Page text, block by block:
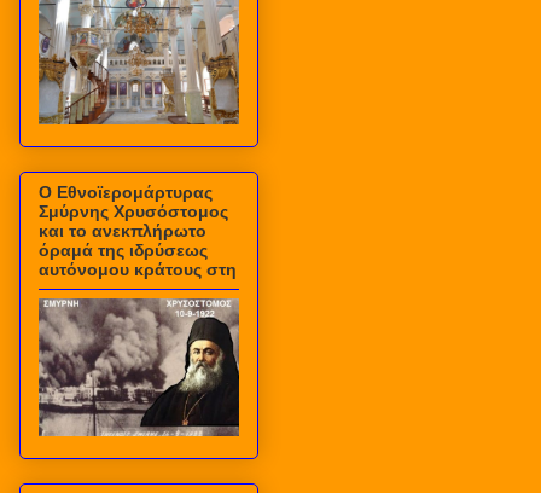
Ο Εθνοϊερομάρτυρας
Σμύρνης Χρυσόστομος
και το ανεκπλήρωτο
όραμά της ιδρύσεως
αυτόνομου κράτους στη